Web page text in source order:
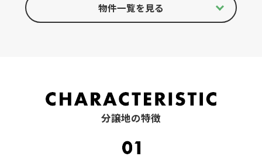
物件一覧を見る
分譲地の特徴